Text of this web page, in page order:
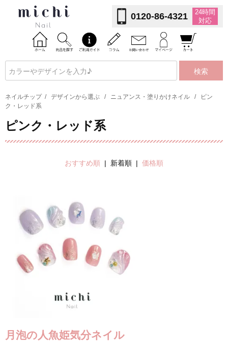
0120-86-4321
24時間
対応
検索
ネイルチップ / デザインから選ぶ / ニュアンス・塗りかけネイル /
ピン
ク・レッド系
ピンク・レッド系
おすすめ順 | 新着順 | 価格順
月泡の人魚姫気分ネイル